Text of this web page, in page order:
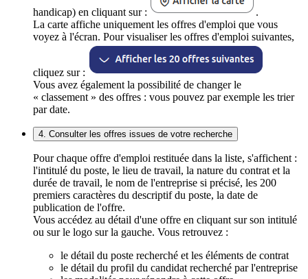
handicap) en cliquant sur :
.
La carte affiche uniquement les offres d'emploi que vous
voyez à l'écran. Pour visualiser les offres d'emploi suivantes,
cliquez sur :
Vous avez également la possibilité de changer le
« classement » des offres : vous pouvez par exemple les trier
par date.
4. Consulter les offres issues de votre recherche
Pour chaque offre d'emploi restituée dans la liste, s'affichent :
l'intitulé du poste, le lieu de travail, la nature du contrat et la
durée de travail, le nom de l'entreprise si précisé, les 200
premiers caractères du descriptif du poste, la date de
publication de l'offre.
Vous accédez au détail d'une offre en cliquant sur son intitulé
ou sur le logo sur la gauche. Vous retrouvez :
le détail du poste recherché et les éléments de contrat
le détail du profil du candidat recherché par l'entreprise